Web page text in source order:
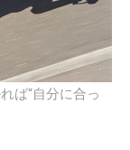
ば“自分に合っ